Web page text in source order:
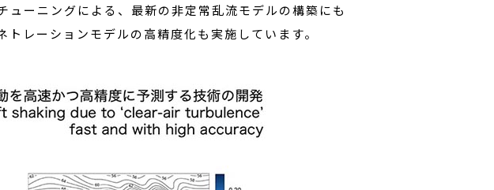
ーニングによる、最新の非定常乱流モデルの構築にも
レーションモデルの高精度化も実施しています。